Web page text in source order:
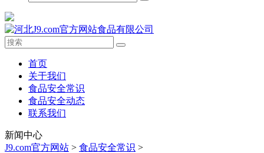
首页
关于我们
食品安全常识
食品安全动态
联系我们
新闻中心
J9.com官方网站 > 食品安全常识 >